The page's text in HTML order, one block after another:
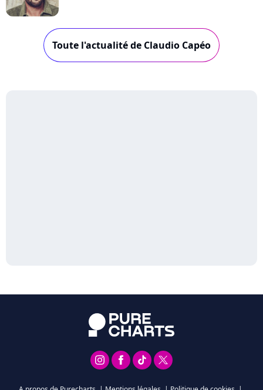
Toute l'actualité de Claudio Capéo